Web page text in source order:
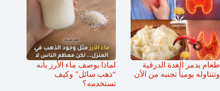
طعام يدمر الغدة الدرقية
وتتناوله يومياً تجنبه من الأن
لماذا يوصف ماء الأرز بأنه
“ذهب سائل” وكيف
تستخدمه؟